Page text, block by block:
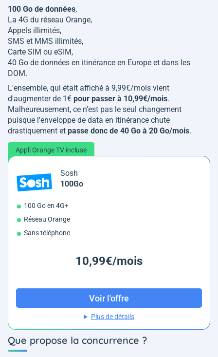
100 Go de données,
La 4G du réseau Orange,
Appels illimités,
SMS et MMS illimités,
Carte SIM ou eSIM,
40 Go de données en itinérance en Europe et dans les
DOM.
L'ensemble, qui était affiché à 9,99€/mois vient
d'augmenter de 1€ pour passer à 10,99€/mois.
Malheureusement, ce n'est pas le seul changement
puisque l'enveloppe de data en itinérance chute
drastiquement et passe donc de 40 Go à 20 Go/mois.
Appli Orange TV incluse
Sosh
100Go
100 Go en 4G+
Réseau Orange
Sans téléphone
10,99€/mois
Voir l'offre
Plus de détails
Que propose la concurrence ?